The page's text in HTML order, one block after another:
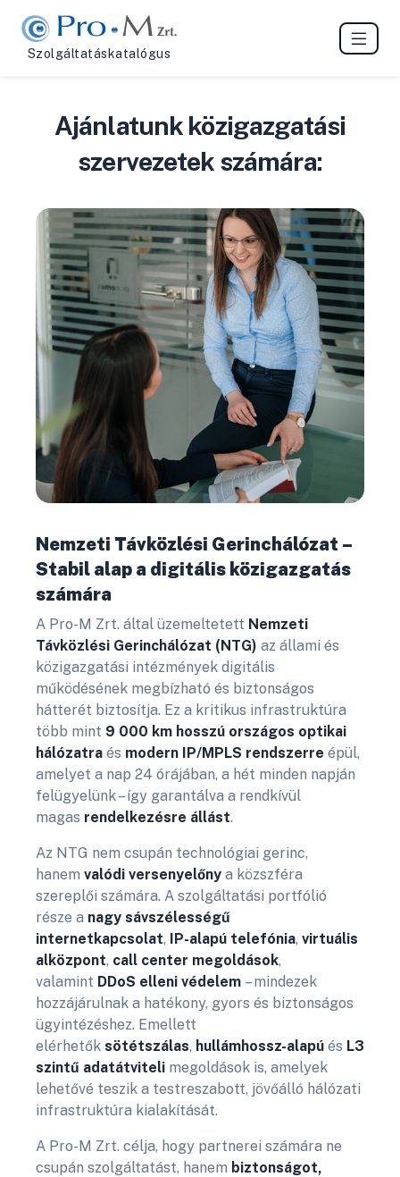
Szolgáltatáskatalógus
Ajánlatunk közigazgatási
szervezetek számára:
Nemzeti Távközlési Gerinchálózat –
Stabil alap a digitális közigazgatás
számára
A Pro-M Zrt. által üzemeltetett Nemzeti
Távközlési Gerinchálózat (NTG) az állami és
közigazgatási intézmények digitális
működésének megbízható és biztonságos
hátterét biztosítja. Ez a kritikus infrastruktúra
több mint 9 000 km hosszú országos optikai
hálózatra és modern IP/MPLS rendszerre épül,
amelyet a nap 24 órájában, a hét minden napján
felügyelünk – így garantálva a rendkívül
magas rendelkezésre állást.
Az NTG nem csupán technológiai gerinc,
hanem valódi versenyelőny a közszféra
szereplői számára. A szolgáltatási portfólió
része a nagy sávszélességű
internetkapcsolat, IP-alapú telefónia, virtuális
alközpont, call center megoldások,
valamint DDoS elleni védelem – mindezek
hozzájárulnak a hatékony, gyors és biztonságos
ügyintézéshez. Emellett
elérhetők sötétszálas, hullámhossz-alapú és L3
szintű adatátviteli megoldások is, amelyek
lehetővé teszik a testreszabott, jövőálló hálózati
infrastruktúra kialakítását.
A Pro-M Zrt. célja, hogy partnerei számára ne
csupán szolgáltatást, hanem biztonságot,